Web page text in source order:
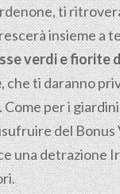
ti
insieme a
verdi e fiorite
, che ti daranno
per i
del Bonus
una detrazione